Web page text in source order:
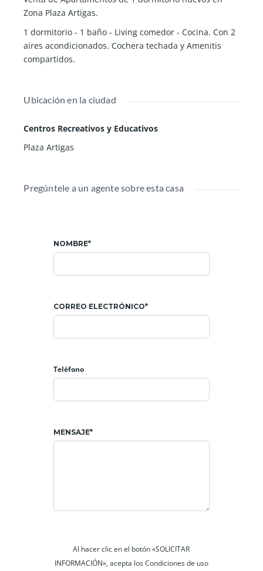
Zona Plaza Artigas.
1 dormitorio - 1 baño - Living comedor - Cocina. Con 2
aires acondicionados. Cochera techada y Amenitis
compartidos.
Ubicación en la ciudad
Centros Recreativos y Educativos
Plaza Artigas
Pregúntele a un agente sobre esta casa
NOMBRE*
CORREO ELECTRÓNICO*
Teléfono
MENSAJE*
Al hacer clic en el botón «SOLICITAR
INFORMACIÓN», acepta los Condiciones de uso